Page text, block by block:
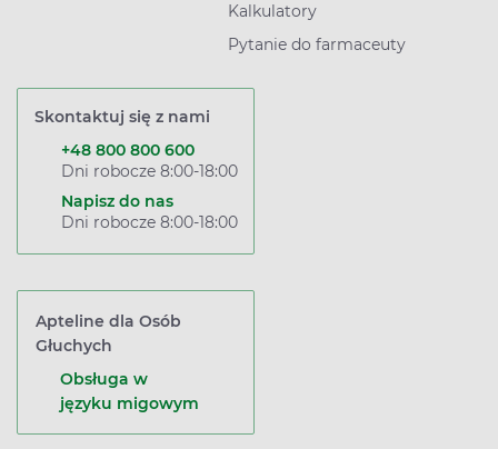
Kalkulatory
Pytanie do farmaceuty
Skontaktuj się z nami
+48 800 800 600
Dni robocze 8:00-18:00
Napisz do nas
Dni robocze 8:00-18:00
Apteline dla Osób
Głuchych
Obsługa w
języku migowym